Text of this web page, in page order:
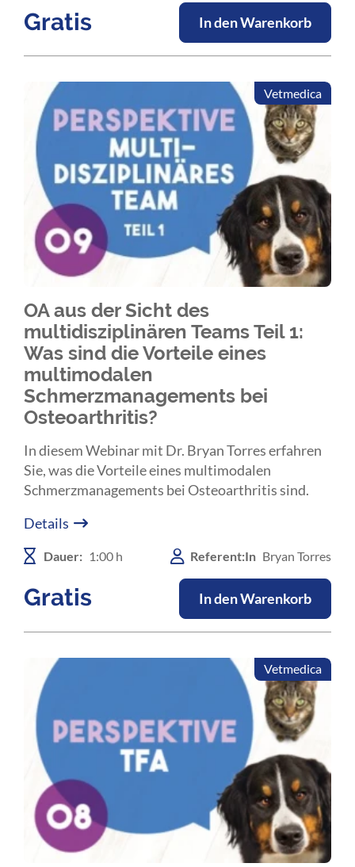
Therapieansatz bieten kann.
Gratis In den Warenkorb
Vetmedica
OA aus der Sicht des
multidisziplinären Teams Teil 1:
Was sind die Vorteile eines
multimodalen
Schmerzmanagements bei
Osteoarthritis?
In diesem Webinar mit Dr. Bryan Torres erfahren
Sie, was die Vorteile eines multimodalen
Schmerzmanagements bei Osteoarthritis sind.
Details
Dauer: 1:00 h Referent:In Bryan Torres
Gratis In den Warenkorb
Vetmedica